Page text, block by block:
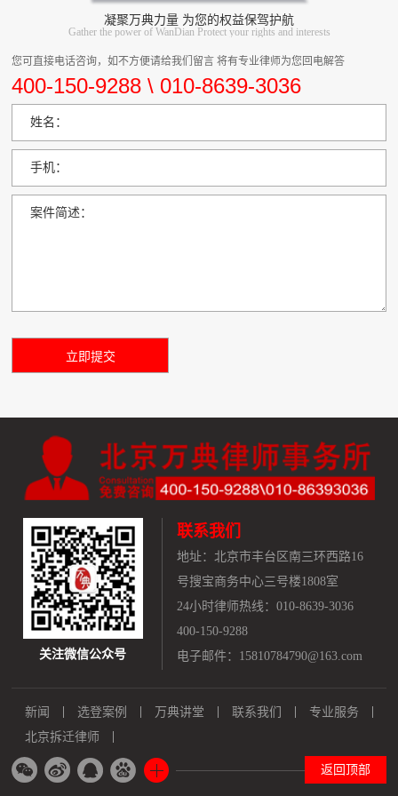
凝聚万典力量 为您的权益保驾护航
Gather the power of WanDian Protect your rights and interests
您可直接电话咨询，如不方便请给我们留言 将有专业律师为您回电解答
400-150-9288 \ 010-8639-3036
姓名：
手机：
案件简述：
关注微信公众号
联系我们
地址： 北京市丰台区南三环西路16
号搜宝商务中心三号楼1808室
24小时律师热线：010-8639-3036
400-150-9288
电子邮件：15810784790@163.com
新闻 选登案例 万典讲堂 联系我们
专业服务
北京拆迁律师
返回顶部